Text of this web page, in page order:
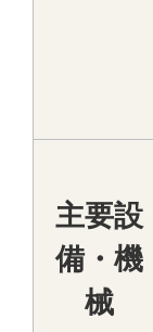
主要設
備・機
械